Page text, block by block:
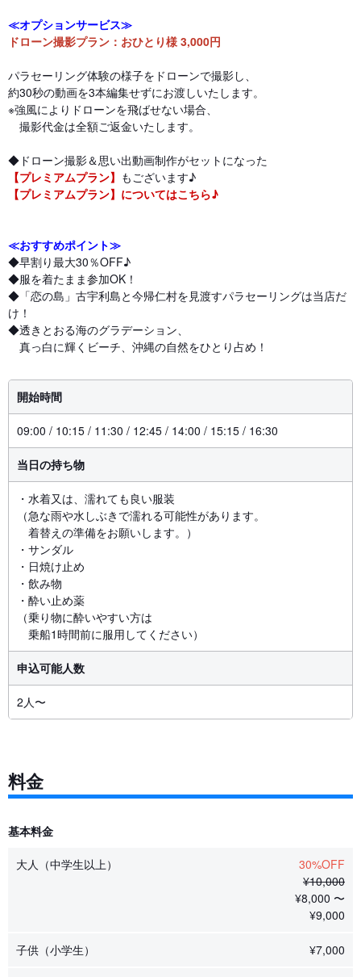
≪オプションサービス≫
ドローン撮影プラン：おひとり様 3,000円
パラセーリング体験の様子をドローンで撮影し、
約30秒の動画を3本編集せずにお渡しいたします。
※強風によりドローンを飛ばせない場合、
撮影代金は全額ご返金いたします。
◆ドローン撮影＆思い出動画制作がセットになった
【プレミアムプラン】 もございます♪
【プレミアムプラン】についてはこちら♪
≪おすすめポイント≫
◆早割り最大30％OFF♪
◆服を着たまま参加OK！
◆「恋の島」古宇利島と今帰仁村を見渡すパラセーリングは当店だ
け！
◆透きとおる海のグラデーション、
真っ白に輝くビーチ、沖縄の自然をひとり占め！
開始時間
09:00 / 10:15 / 11:30 / 12:45 / 14:00 / 15:15 / 16:30
当日の持ち物
・水着又は、濡れても良い服装
（急な雨や水しぶきで濡れる可能性があります。
着替えの準備をお願いします。）
・サンダル
・日焼け止め
・飲み物
・酔い止め薬
（乗り物に酔いやすい方は
乗船1時間前に服用してください）
申込可能人数
2人〜
料金
基本料金
大人（中学生以上）
30%OFF
¥10,000
¥8,000 〜
¥9,000
子供（小学生） ¥7,000